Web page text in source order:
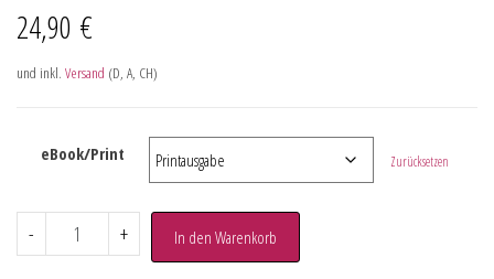
24,90 €
und inkl. Versand (D, A, CH)
eBook/Print Zurücksetzen
- + In den Warenkorb